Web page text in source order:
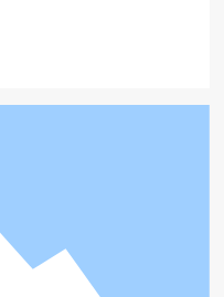
满落幕。本次活动依托优